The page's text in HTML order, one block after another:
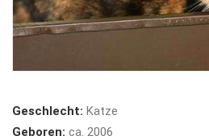
Geschlecht: Katze
Geboren: ca. 2006